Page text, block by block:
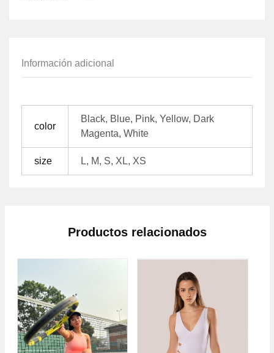
Información adicional
color
Black, Blue, Pink, Yellow, Dark
Magenta, White
size L, M, S, XL, XS
Productos relacionados